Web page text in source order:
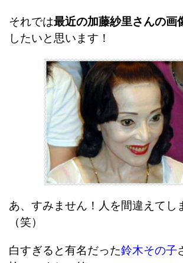
それでは最近の加藤紗里さんの画
したいと思います！
あ、すみません！人を間違えてし
（笑）
白すぎると有名だった鈴木その子